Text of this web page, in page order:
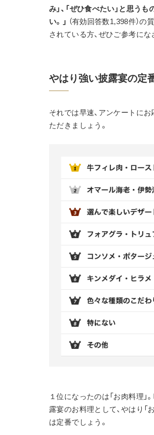
み」、「ぜひ食べたい」と思
い。」 （有効回答数1,398件）
されている方、ぜひご参考にな
やはり強い披露宴の定
それでは早速、アンケートに
ただきましょう。
１位になったのは「お肉料理」
露宴のお料理として、やはり「
は定番でしょう。